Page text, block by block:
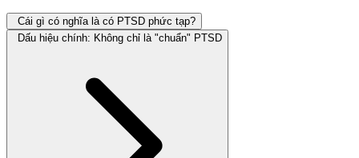
Cái gì có nghĩa là có PTSD phức tạp?
Dấu hiệu chính: Không chỉ là "chuẩn" PTSD